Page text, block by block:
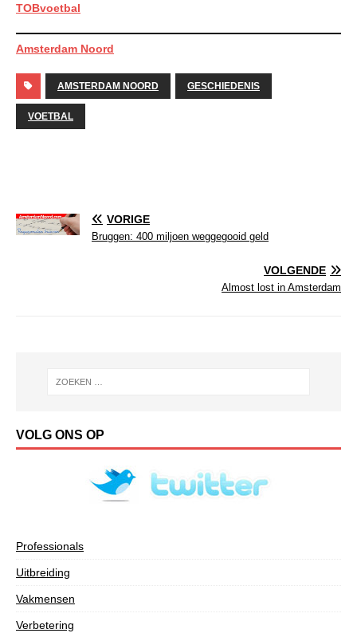
TOBvoetbal
Amsterdam Noord
AMSTERDAM NOORD GESCHIEDENIS
VOETBAL
VORIGE
Bruggen: 400 miljoen weggegooid geld
VOLGENDE
Almost lost in Amsterdam
VOLG ONS OP
Professionals
Uitbreiding
Vakmensen
Verbetering